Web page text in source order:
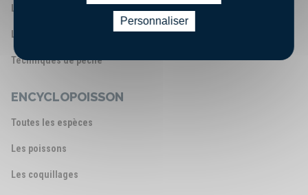
Les ports et Halles à marée français
Les zones de pêche
Techniques de pêche
ENCYCLOPOISSON
Toutes les espèces
Les poissons
Les coquillages
Personnaliser